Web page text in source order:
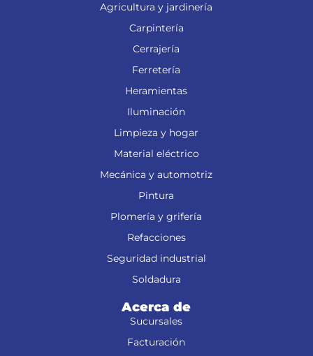
Agricultura y jardinería
Carpintería
Cerrajería
Ferretería
Heramientas
Iluminación
Limpieza y hogar
Material eléctrico
Mecánica y automotriz
Pintura
Plomería y grifería
Refacciones
Seguridad industrial
Soldadura
Acerca de
Sucursales
Facturación